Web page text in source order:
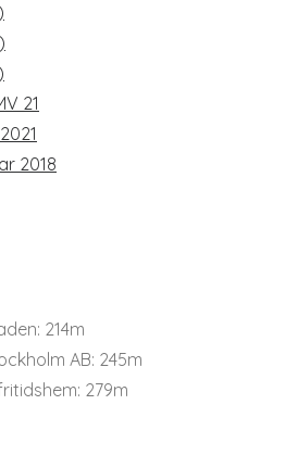
21
2018
214m
AB: 245m
279m